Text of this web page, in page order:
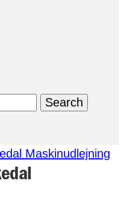
Maskinudlejning